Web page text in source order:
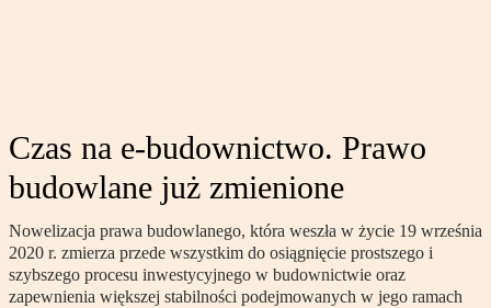
Czas na e-budownictwo. Prawo
budowlane już zmienione
Nowelizacja prawa budowlanego, która weszła w życie 19 września
2020 r. zmierza przede wszystkim do osiągnięcie prostszego i
szybszego procesu inwestycyjnego w budownictwie oraz
zapewnienia większej stabilności podejmowanych w jego ramach